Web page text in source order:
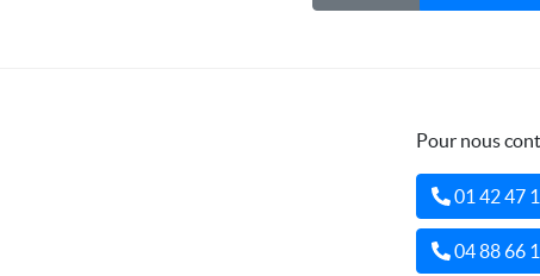
Pour nous
01 42 47
04 88 66